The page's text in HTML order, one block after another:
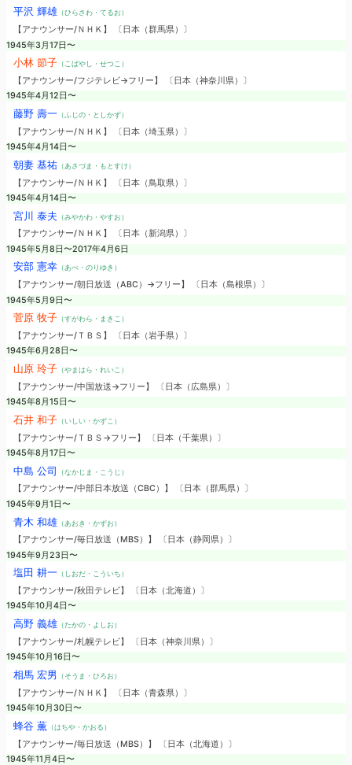
平沢 輝雄（ひらさわ・てるお）
【アナウンサー/ＮＨＫ】 〔日本（群馬県）〕
1945年3月17日〜
小林 節子（こばやし・せつこ）
【アナウンサー/フジテレビ→フリー】 〔日本（神奈川県）〕
1945年4月12日〜
藤野 壽一（ふじの・としかず）
【アナウンサー/ＮＨＫ】 〔日本（埼玉県）〕
1945年4月14日〜
朝妻 基祐（あさづま・もとすけ）
【アナウンサー/ＮＨＫ】 〔日本（鳥取県）〕
1945年4月14日〜
宮川 泰夫 （みやかわ・やすお）
【アナウンサー/ＮＨＫ】 〔日本（新潟県）〕
1945年5月8日〜2017年4月6日
安部 憲幸（あべ・のりゆき）
【アナウンサー/朝日放送（ABC）→フリー】 〔日本（島根県）〕
1945年5月9日〜
菅原 牧子（すがわら・まきこ）
【アナウンサー/ＴＢＳ】 〔日本（岩手県）〕
1945年6月28日〜
山原 玲子（やまはら・れいこ）
【アナウンサー/中国放送→フリー】 〔日本（広島県）〕
1945年8月15日〜
石井 和子（いしい・かずこ）
【アナウンサー/ＴＢＳ→フリー】 〔日本（千葉県）〕
1945年8月17日〜
中島 公司 （なかじま・こうじ）
【アナウンサー/中部日本放送（CBC）】 〔日本（群馬県）〕
1945年9月1日〜
青木 和雄（あおき・かずお）
【アナウンサー/毎日放送（MBS）】 〔日本（静岡県）〕
1945年9月23日〜
塩田 耕一（しおだ・こういち）
【アナウンサー/秋田テレビ】 〔日本（北海道）〕
1945年10月4日〜
高野 義雄（たかの・よしお）
【アナウンサー/札幌テレビ】 〔日本（神奈川県）〕
1945年10月16日〜
相馬 宏男 （そうま・ひろお）
【アナウンサー/ＮＨＫ】 〔日本（青森県）〕
1945年10月30日〜
蜂谷 薫（はちや・かおる）
【アナウンサー/毎日放送（MBS）】 〔日本（北海道）〕
1945年11月4日〜